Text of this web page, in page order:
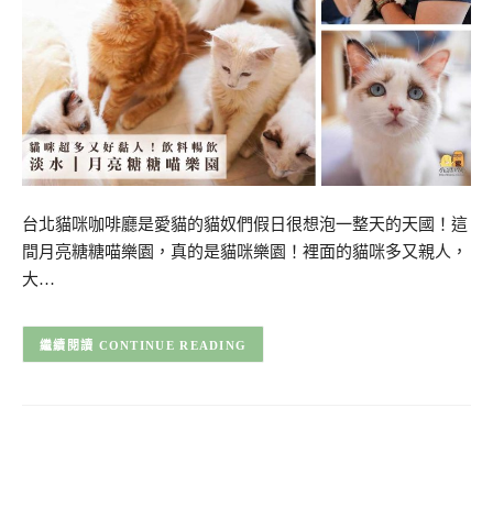
台北貓咪咖啡廳是愛貓的貓奴們假日很想泡一整天的天國！這
間月亮糖糖喵樂園，真的是貓咪樂園！裡面的貓咪多又親人，
大…
CONTINUE READING